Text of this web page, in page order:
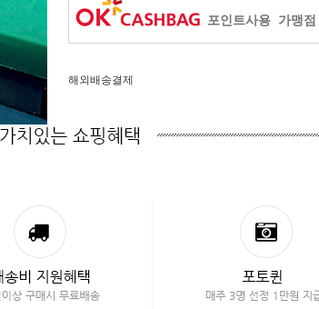
포인트사용 가맹점
해외배송결제